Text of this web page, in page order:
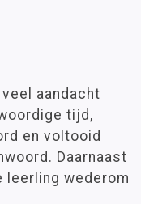
aandacht
tijd,
en voltooid
Daarnaast
leerling wederom